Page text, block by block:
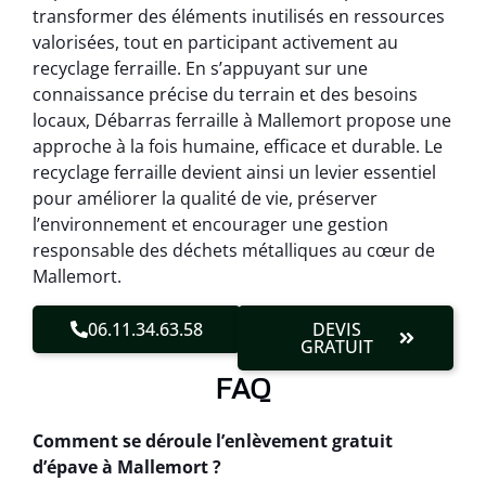
transformer des éléments inutilisés en ressources
valorisées, tout en participant activement au
recyclage ferraille. En s’appuyant sur une
connaissance précise du terrain et des besoins
locaux, Débarras ferraille à Mallemort propose une
approche à la fois humaine, efficace et durable. Le
recyclage ferraille devient ainsi un levier essentiel
pour améliorer la qualité de vie, préserver
l’environnement et encourager une gestion
responsable des déchets métalliques au cœur de
Mallemort.
06.11.34.63.58 DEVIS
GRATUIT
FAQ
Comment se déroule l’enlèvement gratuit
d’épave à Mallemort ?